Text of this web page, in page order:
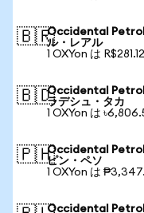
🇧🇷Occidental
ル・レアル
1 OXYon は
🇧🇩Occidental
ラデシュ・タカ
1 OXYon は
🇵🇭Occidental
ピン・ペソ
1 OXYon は
Occidental